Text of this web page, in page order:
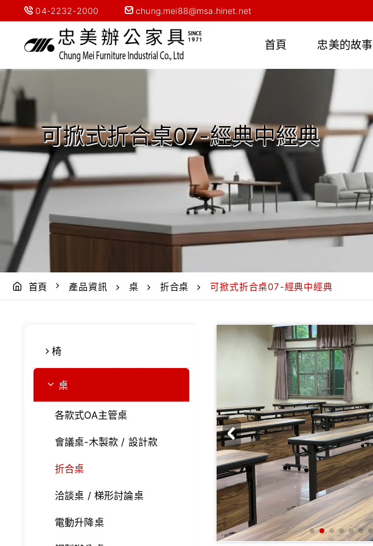
04-2232-2000 chung.mei88@msa.hinet.net
首頁 忠美的故事
可掀式折合桌07-經典中經典
首頁 產品資訊 桌 折合桌 可掀式折合桌07-經典中經典
椅
桌
各款式OA主管桌
會議桌-木製款 / 設計款
折合桌
洽談桌 / 梯形討論桌
電動升降桌